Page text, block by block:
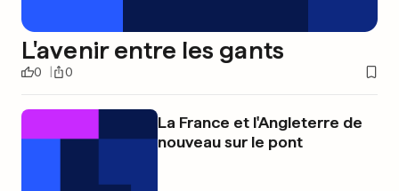
L'avenir entre les gants
0 0
La France et l'Angleterre de
nouveau sur le pont